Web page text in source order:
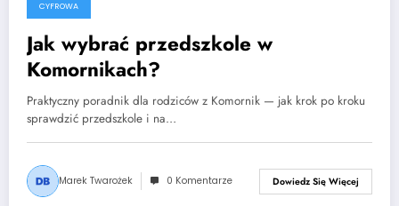
CYFROWA
Jak wybrać przedszkole w
Komornikach?
Praktyczny poradnik dla rodziców z Komornik — jak krok po kroku
sprawdzić przedszkole i na…
Marek Twarożek 0 Komentarze Dowiedz Się Więcej